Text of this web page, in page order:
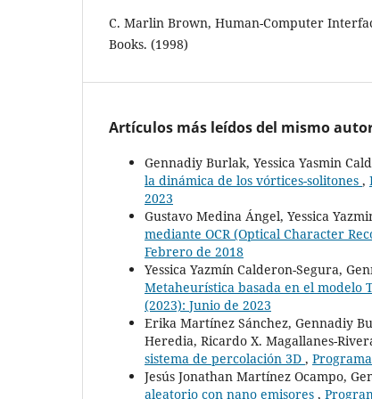
C. Marlin Brown, Human-Computer
Books. (1998)
Artículos más leídos del mismo
Gennadiy Burlak, Yessica Yasmin
la dinámica de los vórtices-solitones ,
2023
Gustavo Medina Ángel, Yessica
mediante OCR (Optical Character
Febrero de 2018
Yessica Yazmín Calderon-Segura,
Metaheurística basada en el modelo
(2023): Junio de 2023
Erika Martínez Sánchez, Gennadiy
Heredia, Ricardo X. Magallanes-
sistema de percolación 3D ,
Jesús Jonathan Martínez Ocampo,
aleatorio con nano emisores ,